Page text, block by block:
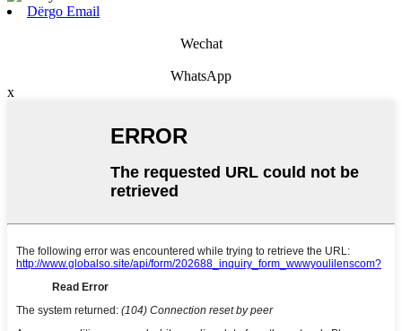
Dërgo Email
Wechat
WhatsApp
x